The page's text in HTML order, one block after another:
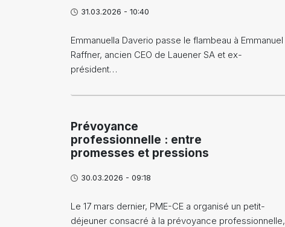
31.03.2026 - 10:40
Emmanuella Daverio passe le flambeau à Emmanuel
Raffner, ancien CEO de Lauener SA et ex-
président…
Prévoyance
professionnelle : entre
promesses et pressions
30.03.2026 - 09:18
Le 17 mars dernier, PME-CE a organisé un petit-
déjeuner consacré à la prévoyance professionnelle,